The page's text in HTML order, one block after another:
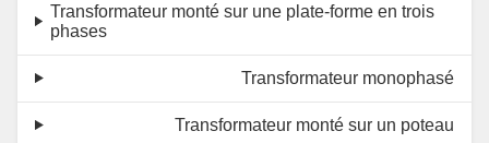
Transformateur monté sur une plate-forme en trois
phases
Transformateur monophasé
Transformateur monté sur un poteau